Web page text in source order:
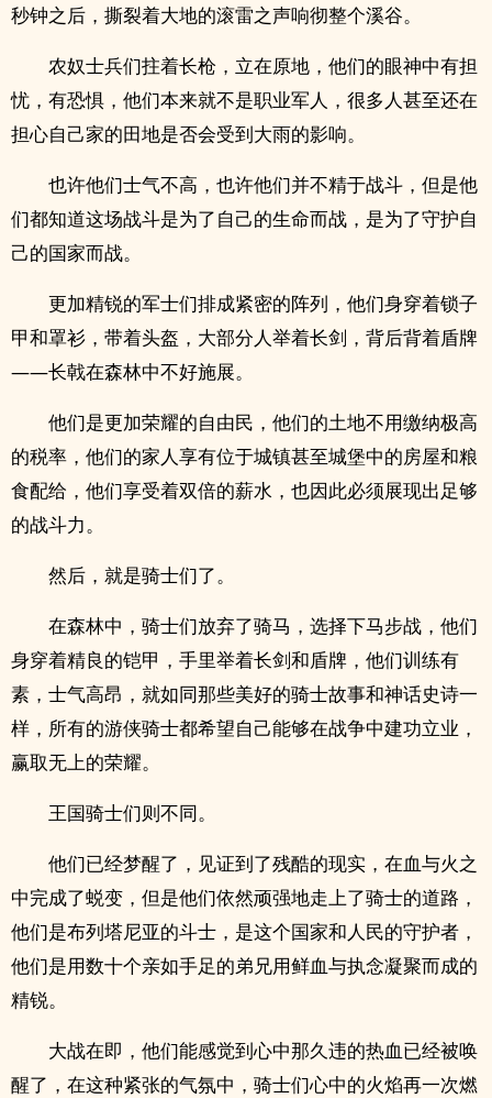
秒钟之后，撕裂着大地的滚雷之声响彻整个溪谷。
农奴士兵们拄着长枪，立在原地，他们的眼神中有担
忧，有恐惧，他们本来就不是职业军人，很多人甚至还在
担心自己家的田地是否会受到大雨的影响。
也许他们士气不高，也许他们并不精于战斗，但是他
们都知道这场战斗是为了自己的生命而战，是为了守护自
己的国家而战。
更加精锐的军士们排成紧密的阵列，他们身穿着锁子
甲和罩衫，带着头盔，大部分人举着长剑，背后背着盾牌
——长戟在森林中不好施展。
他们是更加荣耀的自由民，他们的土地不用缴纳极高
的税率，他们的家人享有位于城镇甚至城堡中的房屋和粮
食配给，他们享受着双倍的薪水，也因此必须展现出足够
的战斗力。
然后，就是骑士们了。
在森林中，骑士们放弃了骑马，选择下马步战，他们
身穿着精良的铠甲，手里举着长剑和盾牌，他们训练有
素，士气高昂，就如同那些美好的骑士故事和神话史诗一
样，所有的游侠骑士都希望自己能够在战争中建功立业，
赢取无上的荣耀。
王国骑士们则不同。
他们已经梦醒了，见证到了残酷的现实，在血与火之
中完成了蜕变，但是他们依然顽强地走上了骑士的道路，
他们是布列塔尼亚的斗士，是这个国家和人民的守护者，
他们是用数十个亲如手足的弟兄用鲜血与执念凝聚而成的
精锐。
大战在即，他们能感觉到心中那久违的热血已经被唤
醒了，在这种紧张的气氛中，骑士们心中的火焰再一次燃